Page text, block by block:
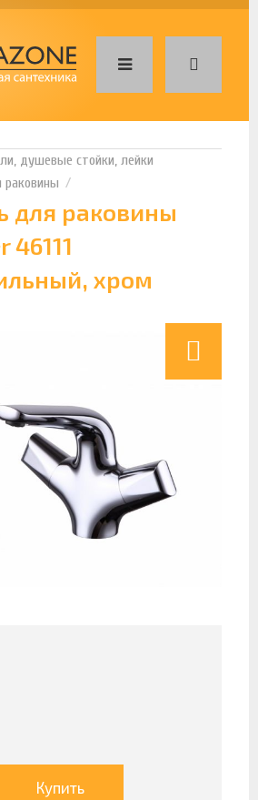
душевые стойки, лейки
раковины
для раковины
46111
хром
Купить